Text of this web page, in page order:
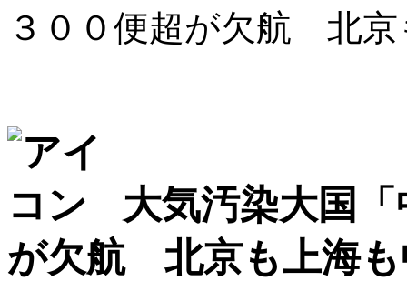
３００便超が欠航 北京
大気汚染大国
が欠航 北京も上海も